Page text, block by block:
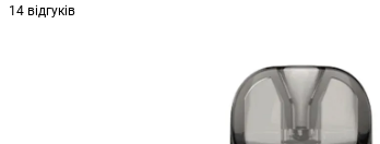
14 відгуків